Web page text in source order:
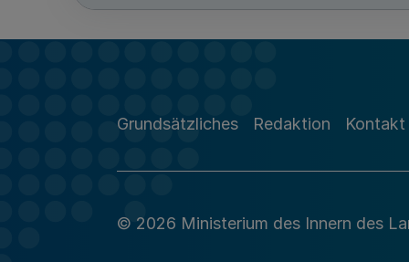
Grundsätzliches Redaktion Kontakt
© 2026 Ministerium des Innern des